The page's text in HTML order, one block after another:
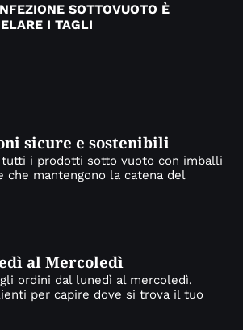
SOTTOVUOTO È
I TAGLI
sicure e sostenibili
tutti i prodotti sotto vuoto con imballi
che mantengono la catena del
al Mercoledì
ordini dal lunedì al mercoledì.
per capire dove si trova il tuo